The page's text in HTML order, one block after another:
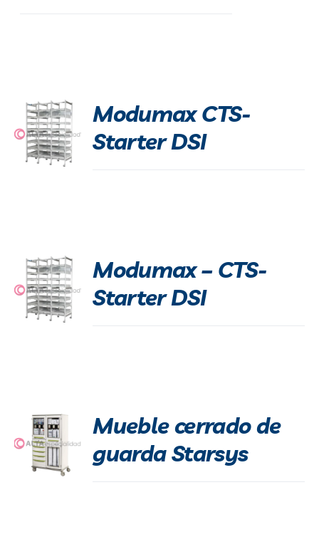
Modumax CTS-
Starter DSI
Modumax – CTS-
Starter DSI
Mueble cerrado de
guarda Starsys